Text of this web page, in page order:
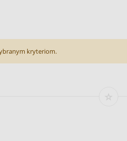
kryteriom.